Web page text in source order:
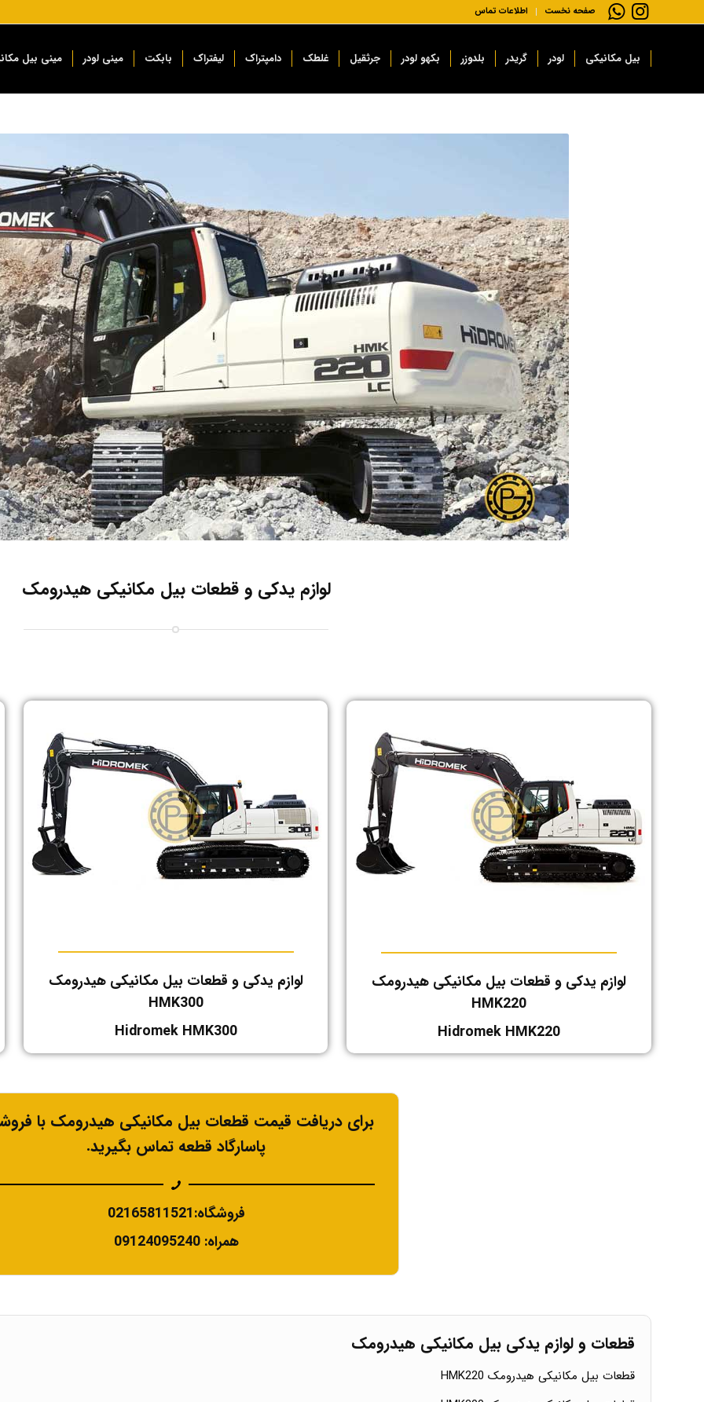
صفحه نخست اطلاعات تماس
بیل مکانیکی لودر گریدر بلدوزر بکهو لودر جرثقیل غلطک دامپتراک لیفتراک بابکت مینی لودر مینی بیل
لوازم یدکی و قطعات بیل مکانیکی هیدرومک
لوازم یدکی و قطعات بیل مکانیکی هیدرومک
HMK220
Hidromek HMK220
لوازم یدکی و قطعات بیل مکانیکی هیدرومک
HMK300
Hidromek HMK300
برای دریافت قیمت قطعات بیل مکانیکی هیدرومک با
پاسارگاد قطعه تماس بگیرید.
فروشگاه:02165811521
همراه: 09124095240
قطعات و لوازم یدکی بیل مکانیکی هیدرومک
قطعات بیل مکانیکی هیدرومک HMK220